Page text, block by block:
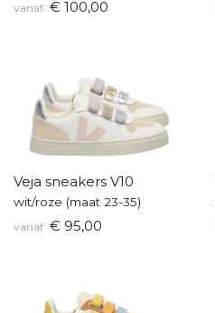
vanaf € 100,00
Veja sneakers V10
wit/roze (maat 23-35)
vanaf € 95,00